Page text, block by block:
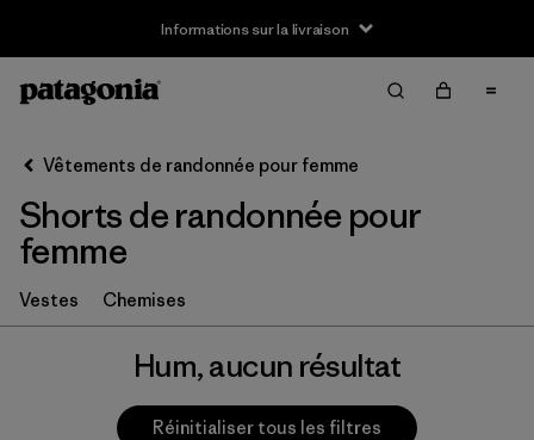
Informations sur la livraison
Vêtements de randonnée pour femme
Shorts de randonnée pour
femme
Vestes Chemises
Hum, aucun résultat
Réinitialiser tous les filtres